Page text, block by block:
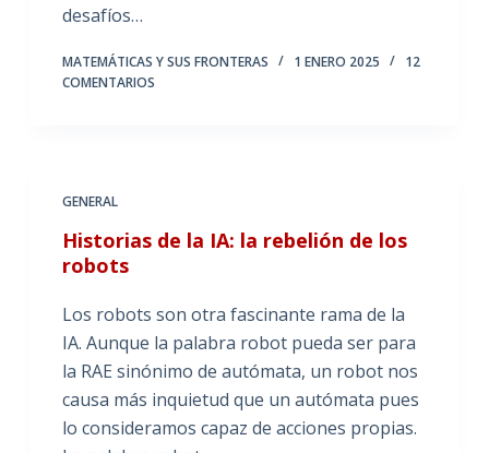
desafíos…
MATEMÁTICAS Y SUS FRONTERAS 1 ENERO 2025
12
COMENTARIOS
GENERAL
Historias de la IA: la rebelión de los
robots
Los robots son otra fascinante rama de la
IA. Aunque la palabra robot pueda ser para
la RAE sinónimo de autómata, un robot nos
causa más inquietud que un autómata pues
lo consideramos capaz de acciones propias.